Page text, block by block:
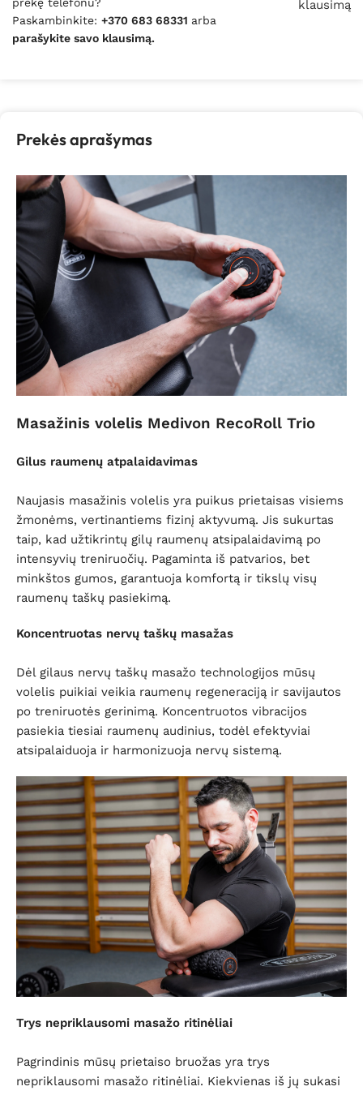
prekę telefonu?
Paskambinkite: +370 683 68331 arba
parašykite savo klausimą.
klausimą
Prekės aprašymas
Masažinis volelis Medivon RecoRoll Trio
Gilus raumenų atpalaidavimas
Naujasis masažinis volelis yra puikus prietaisas visiems
žmonėms, vertinantiems fizinį aktyvumą. Jis sukurtas
taip, kad užtikrintų gilų raumenų atsipalaidavimą po
intensyvių treniruočių. Pagaminta iš patvarios, bet
minkštos gumos, garantuoja komfortą ir tikslų visų
raumenų taškų pasiekimą.
Koncentruotas nervų taškų masažas
Dėl gilaus nervų taškų masažo technologijos mūsų
volelis puikiai veikia raumenų regeneraciją ir savijautos
po treniruotės gerinimą. Koncentruotos vibracijos
pasiekia tiesiai raumenų audinius, todėl efektyviai
atsipalaiduoja ir harmonizuoja nervų sistemą.
Trys nepriklausomi masažo ritinėliai
Pagrindinis mūsų prietaiso bruožas yra trys
nepriklausomi masažo ritinėliai. Kiekvienas iš jų sukasi